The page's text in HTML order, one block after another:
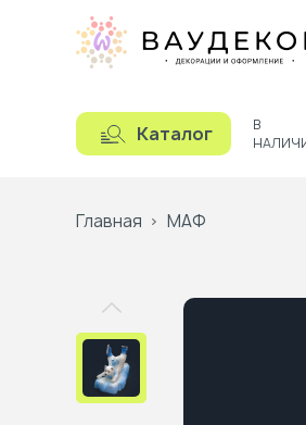
Каталог
В
Главная МАФ